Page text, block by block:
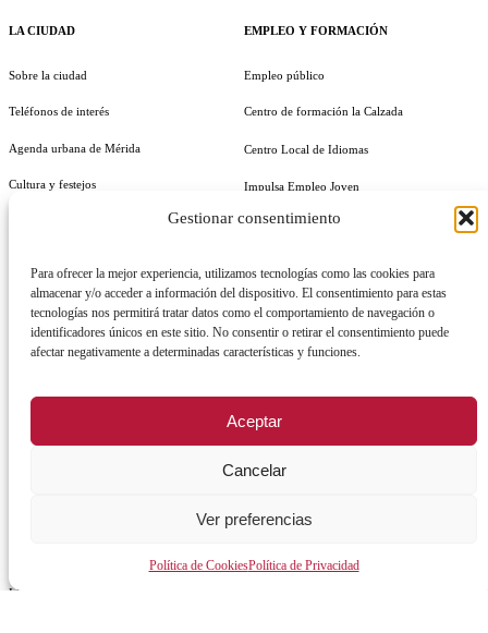
Gestionar consentimiento
Para ofrecer la mejor experiencia, utilizamos tecnologías como las cookies para
almacenar y/o acceder a información del dispositivo. El consentimiento para estas
tecnologías nos permitirá tratar datos como el comportamiento de navegación o
identificadores únicos en este sitio. No consentir o retirar el consentimiento puede
afectar negativamente a determinadas características y funciones.
Aceptar
Cancelar
Ver preferencias
Política de CookiesPolítica de Privacidad
LA CIUDAD
Sobre la ciudad
Teléfonos de interés
Agenda urbana de Mérida
Cultura y festejos
AYUNTAMIENTO
Normativa y documentación
Identidad Corporativa
EMPLEO Y FORMACIÓN
Empleo público
Centro de formación la Calzada
Centro Local de Idiomas
Impulsa Empleo Joven
Generación IN Empleo
Cursos y Actividades